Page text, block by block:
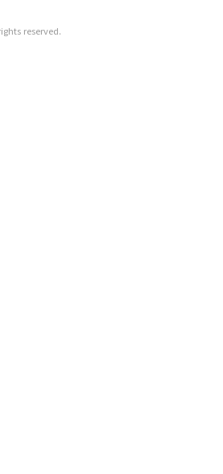
reserved.